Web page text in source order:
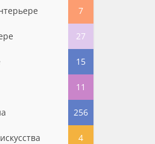
7
27
15
11
256
4